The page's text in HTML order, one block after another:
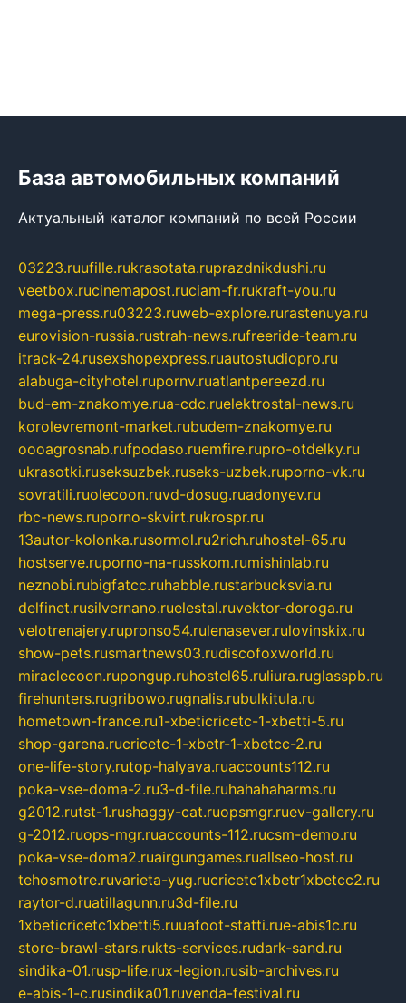
База автомобильных компаний
Актуальный каталог компаний по всей России
03223.ruufille.rukrasotata.ruprazdnikdushi.ru
veetbox.rucinemapost.ruciam-fr.rukraft-you.ru
mega-press.ru03223.ruweb-explore.rurastenuya.ru
eurovision-russia.rustrah-news.rufreeride-team.ru
itrack-24.rusexshopexpress.ruautostudiopro.ru
alabuga-cityhotel.rupornv.ruatlantpereezd.ru
bud-em-znakomye.rua-cdc.ruelektrostal-news.ru
korolevremont-market.rubudem-znakomye.ru
oooagrosnab.rufpodaso.ruemfire.rupro-otdelky.ru
ukrasotki.ruseksuzbek.ruseks-uzbek.ruporno-vk.ru
sovratili.ruolecoon.ruvd-dosug.ruadonyev.ru
rbc-news.ruporno-skvirt.rukrospr.ru
13autor-kolonka.rusormol.ru2rich.ruhostel-65.ru
hostserve.ruporno-na-russkom.rumishinlab.ru
neznobi.rubigfatcc.ruhabble.rustarbucksvia.ru
delfinet.rusilvernano.ruelestal.ruvektor-doroga.ru
velotrenajery.rupronso54.rulenasever.rulovinskix.ru
show-pets.rusmartnews03.rudiscofoxworld.ru
miraclecoon.rupongup.ruhostel65.ruliura.ruglasspb.ru
firehunters.rugribowo.rugnalis.rubulkitula.ru
hometown-france.ru1-xbeticricetc-1-xbetti-5.ru
shop-garena.rucricetc-1-xbetr-1-xbetcc-2.ru
one-life-story.rutop-halyava.ruaccounts112.ru
poka-vse-doma-2.ru3-d-file.ruhahahaharms.ru
g2012.rutst-1.rushaggy-cat.ruopsmgr.ruev-gallery.ru
g-2012.ruops-mgr.ruaccounts-112.rucsm-demo.ru
poka-vse-doma2.ruairgungames.ruallseo-host.ru
tehosmotre.ruvarieta-yug.rucricetc1xbetr1xbetcc2.ru
raytor-d.ruatillagunn.ru3d-file.ru
1xbeticricetc1xbetti5.ruuafoot-statti.rue-abis1c.ru
store-brawl-stars.rukts-services.rudark-sand.ru
sindika-01.rusp-life.rux-legion.rusib-archives.ru
e-abis-1-c.rusindika01.ruvenda-festival.ru